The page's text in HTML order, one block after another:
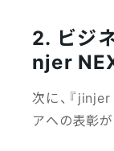
2. ビジ
njer
次に、『
アへの表彰